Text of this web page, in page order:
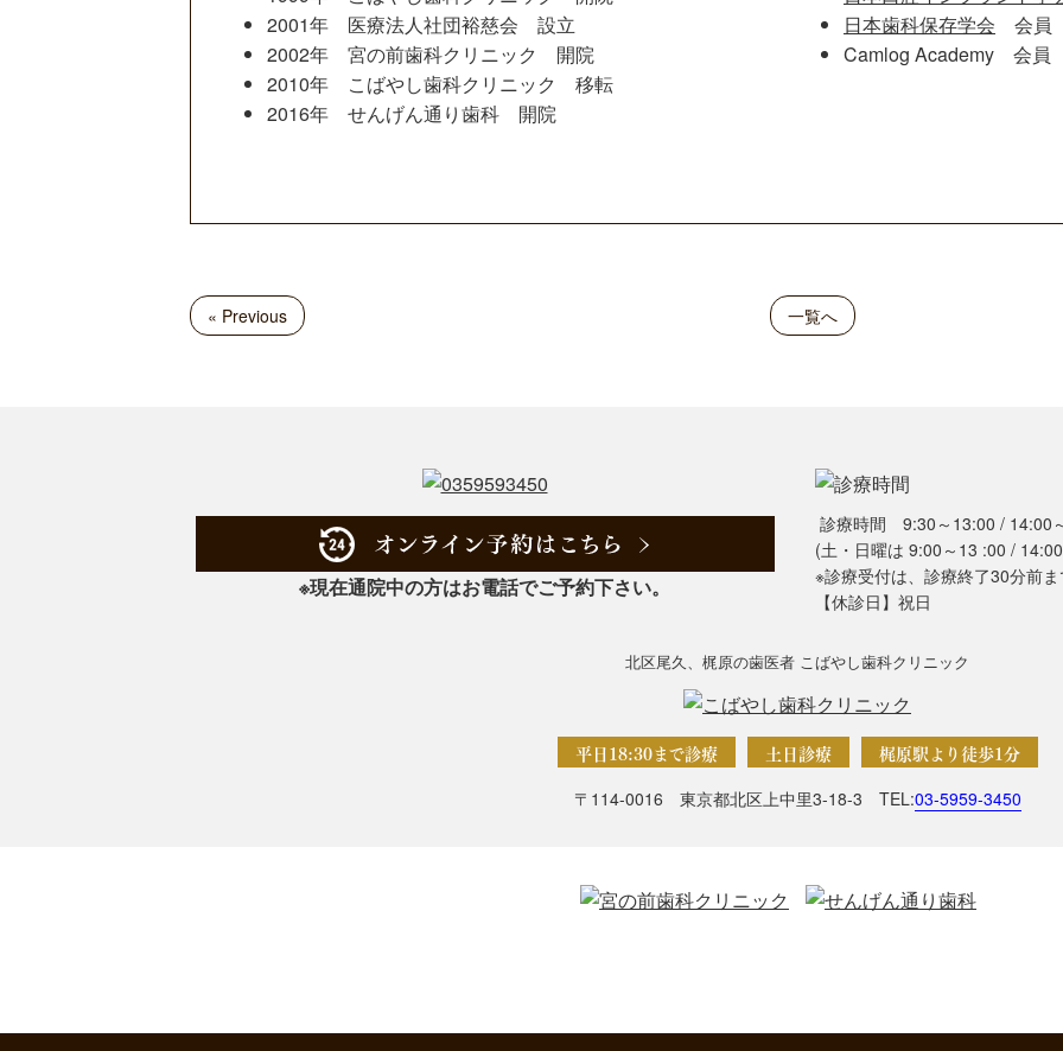
2001年 医療法人社団裕慈会 設立
2002年 宮の前歯科クリニック 開院
2010年 こばやし歯科クリニック 移転
2016年 せんげん通り歯科 開院
日本歯科保存学会 会員
Camlog Academy 会員
« Previous 一覧へ
※現在通院中の方はお電話でご予約下さい。
診療時間 9:30～13:00 / 14:00
(土・日曜は 9:00～13 :00 /
※診療受付は、診療終了30分前ま
【休診日】祝日
北区尾久、梶原の歯医者 こばやし歯科クリニック
平日18:30まで診療 土日診療 梶原駅より徒歩1分
〒114-0016 東京都北区上中里3-18-3 TEL:03-5959-3450